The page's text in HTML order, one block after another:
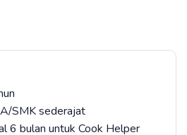
SMK sederajat
6 bulan untuk Cook Helper